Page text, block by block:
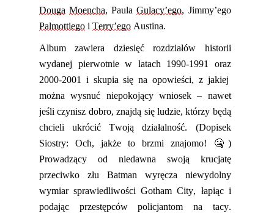
Douga Moencha, PaulaGulacy’ego, Jimmy’ego
Palmottiego i Terry’ego Austina.
Album zawiera dziesięć rozdziałów historii
wydanej pierwotnie w latach 1990-1991 oraz
2000-2001 i skupia się naopowieści, z jakiej
można wysnuć niepokojący wniosek – nawet
jeśli czynisz dobro, znajdą się ludzie, którzy będą
chcieli ukrócić Twoją działalność. (Dopisek
Siostry: Och, jakże to brzmi znajomo! 🤐)
Prowadzący od niedawna swoją krucjatę
przeciwko złu Batman wyręcza niewydolny
wymiar sprawiedliwości Gotham City, łapiąc i
podając przestępców policjantom na tacy.